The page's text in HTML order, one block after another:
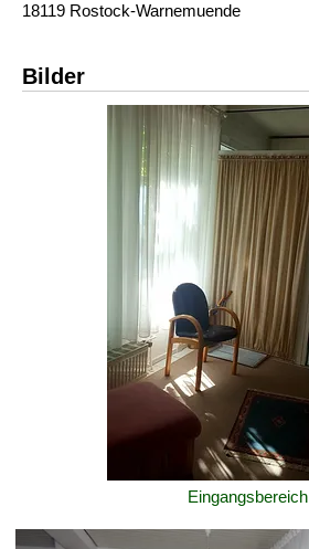
18119 Rostock-Warnemuende
Bilder
Eingangsbereich